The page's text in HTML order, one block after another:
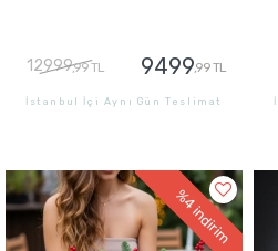
12999,99 TL 9499,99 TL
İstanbul İçi Aynı Gün Teslimat
%4
indirim